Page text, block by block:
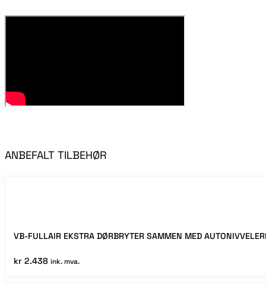
ANBEFALT TILBEHØR
VB-FULLAIR EKSTRA DØRBRYTER SAMMEN MED
kr 2.438 ink. mva.